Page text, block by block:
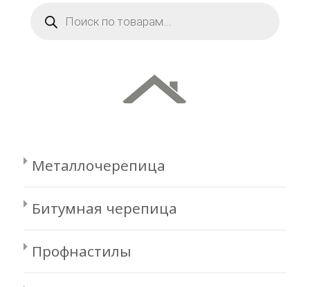
товаров
Металлочерепица
Битумная черепица
Профнастилы